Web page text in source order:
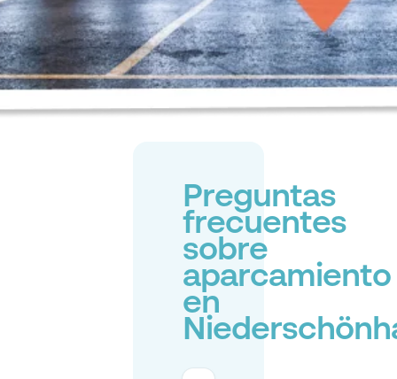
Preguntas
frecuentes
sobre
aparcamiento
en